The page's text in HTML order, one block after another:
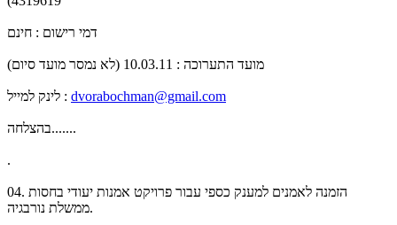
דמי רישום : חינם
מועד התערוכה : 10.03.11 (לא נמסר מועד סיום)
לינק למייל : dvorabochman@gmail.com
בהצלחה.......
.
04. הזמנה לאמנים למענק כספי עבור פרויקט אמנות יעודי בחסות
ממשלת נורבגיה.